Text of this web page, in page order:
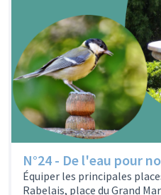
N°24 - De l'eau pour
Équiper les principales
Rabelais, place du Grand